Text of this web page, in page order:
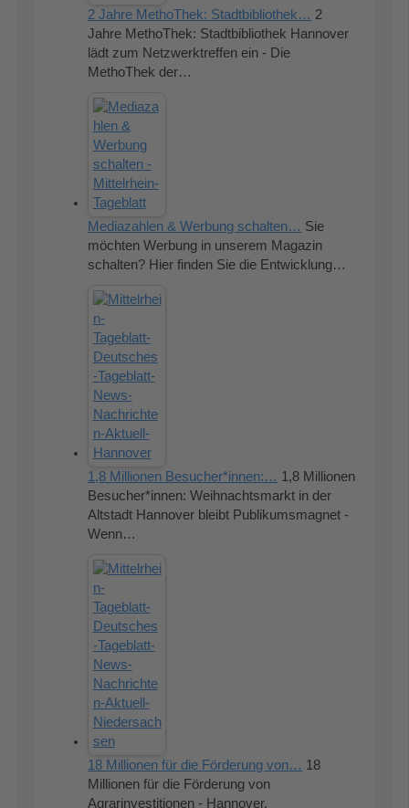
2 Jahre MethoThek: Stadtbibliothek… 2
Jahre MethoThek: Stadtbibliothek Hannover
lädt zum Netzwerktreffen ein - Die
MethoThek der…
Mediazahlen & Werbung schalten… Sie
möchten Werbung in unserem Magazin
schalten? Hier finden Sie die Entwicklung…
1,8 Millionen Besucher*innen:… 1,8 Millionen
Besucher*innen: Weihnachtsmarkt in der
Altstadt Hannover bleibt Publikumsmagnet -
Wenn…
18 Millionen für die Förderung von… 18
Millionen für die Förderung von
Agrarinvestitionen - Hannover.